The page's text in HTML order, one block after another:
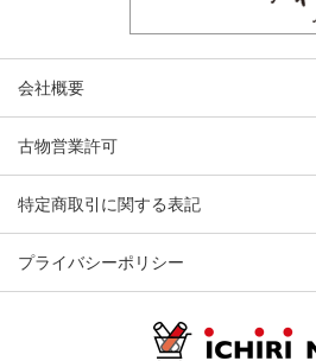
会社概要
古物営業許可
特定商取引に関する表記
プライバシーポリシー